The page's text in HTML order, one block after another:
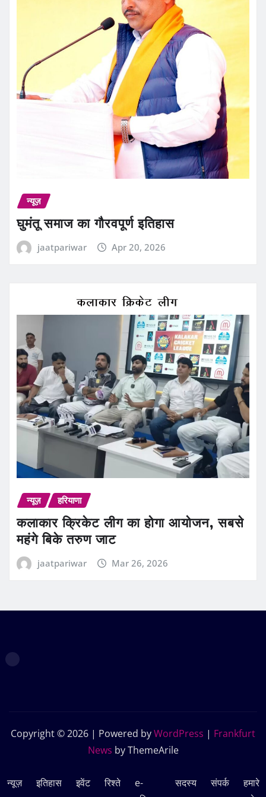
न्यूज़
घुमंतू समाज का गौरवपूर्ण इतिहास
jaatpariwar Apr 20, 2026
न्यूज़ हरियाणा
कलाकार क्रिकेट लीग का होगा आयोजन, सबसे
महंगे बिके तरुण जाट
jaatpariwar Mar 26, 2026
Copyright © 2026 | Powered byWordPress | Frankfurt
News by ThemeArile
न्यूज़ इतिहास इवेंट रिश्ते
e-
सदस्‍य संपर्क
हमारे